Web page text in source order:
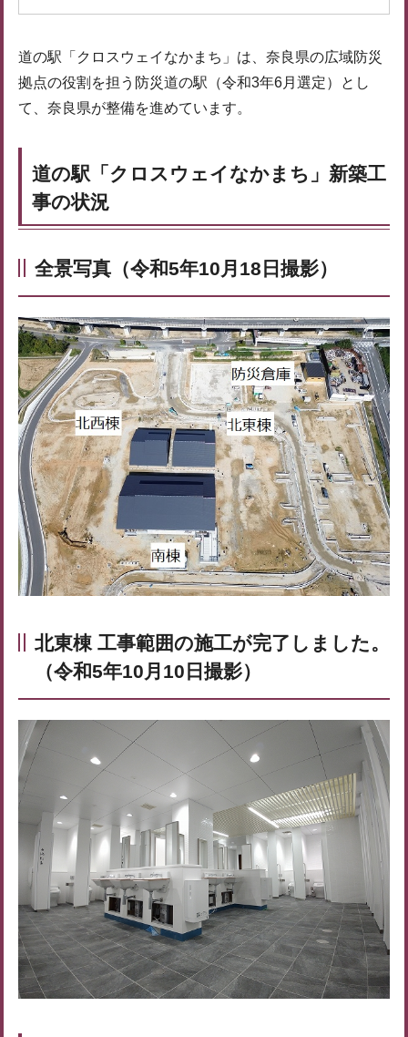
道の駅「クロスウェイなかまち」は、奈良県の広域防災
拠点の役割を担う防災道の駅（令和3年6月選定）とし
て、奈良県が整備を進めています。
道の駅「クロスウェイなかまち」新築工
事の状況
全景写真（令和5年10月18日撮影）
北東棟 工事範囲の施工が完了しました。
（令和5年10月10日撮影）